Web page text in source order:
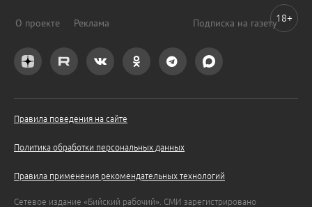
О проекте Реклама Подписка на газету
Правила поведения на сайте
Политика обработки персональных данных
Правила применения рекомендательных технологий
Сетевое издание «Бийский рабочий». СМИ зарегистрировано
18+